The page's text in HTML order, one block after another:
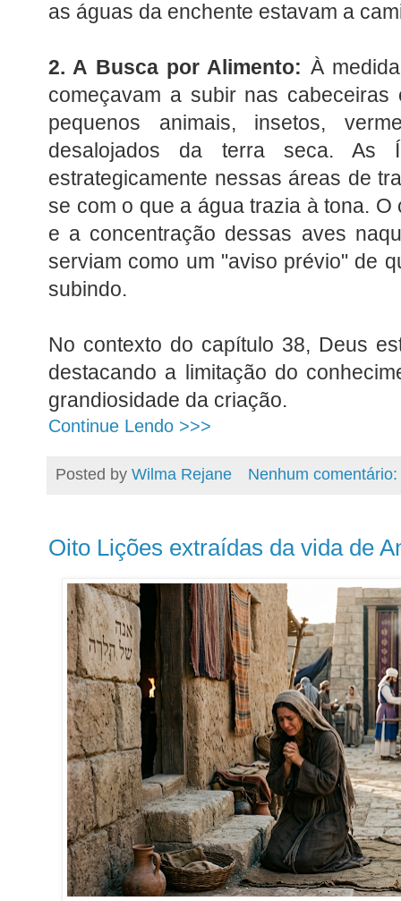
as águas da enchente estavam a
2. A Busca por Alimento: À
começavam a subir nas
pequenos animais, insetos,
desalojados da terra seca. As
estrategicamente nessas áreas de
se com o que a água trazia à tona. O
e a concentração dessas aves
serviam como um "aviso prévio" de
subindo.
No contexto do capítulo 38, Deus
destacando a limitação do
grandiosidade da criação.
Continue Lendo >>>
Posted by Wilma Rejane Nenhum comentário:
Oito Lições extraídas da vida de